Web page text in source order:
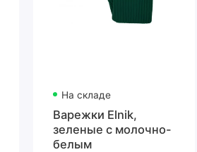
На складе
Варежки Elnik,
зеленые с молочно-
белым